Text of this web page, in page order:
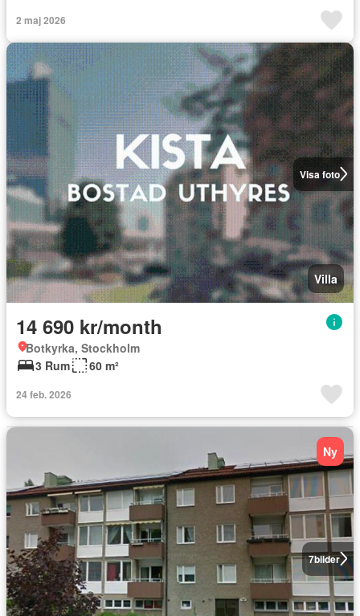
2 maj 2026
Visa foto
Villa
14 690 kr/month
Botkyrka, Stockholm
3 Rum
60 m²
24 feb. 2026
7bilder
Ny